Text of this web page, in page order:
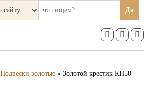
Да
Подвески золотые » Золотой крестик КП50